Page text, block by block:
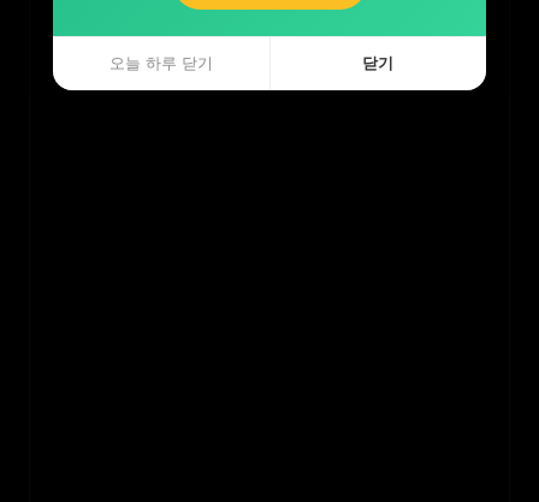
오늘 하루 닫기 닫기
오늘 하루 닫기 닫기